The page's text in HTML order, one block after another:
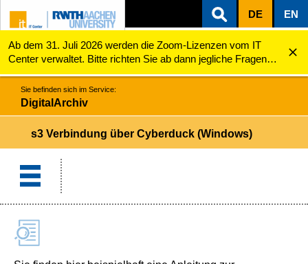
ZUM INHALTSBEREICH
ZUR HAUPTNAVIGATION
ZUR SUCHE
DE EN
Ab dem 31. Juli 2026 werden die Zoom-Lizenzen vom IT
Center verwaltet. Bitte richten Sie ab dann jegliche Fragen
zu den Zoom-Lizenzen (z.B. Probleme mit dem Login) an
servicedesk@itc.rwth-aachen.de.
DigitalArchiv s3 Verbindung über Cyberduck (Windows)
Sie befinden sich im Service:
DigitalArchiv
s3 Verbindung über Cyberduck (Windows)